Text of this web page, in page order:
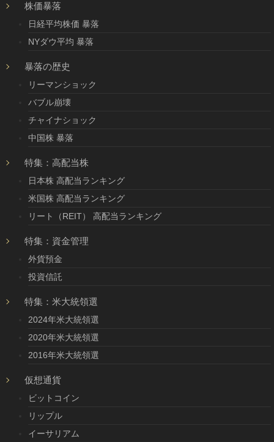
株価暴落
日経平均株価 暴落
NYダウ平均 暴落
暴落の歴史
リーマンショック
バブル崩壊
チャイナショック
中国株 暴落
特集：高配当株
日本株 高配当ランキング
米国株 高配当ランキング
リート（REIT） 高配当ランキング
特集：資金管理
外貨預金
投資信託
特集：米大統領選
2024年米大統領選
2020年米大統領選
2016年米大統領選
仮想通貨
ビットコイン
リップル
イーサリアム